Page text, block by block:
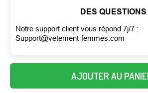
DES QUESTIONS
Notre support client vous répond 7j/7 :
Support@vetement-femmes.com
AJOUTER AU